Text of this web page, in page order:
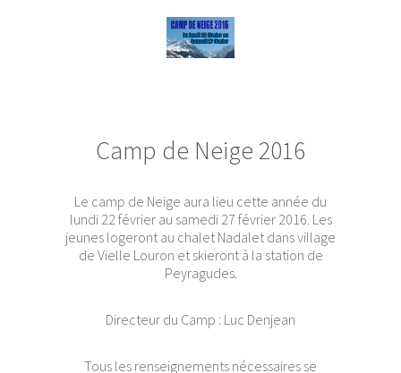
Camp de Neige 2016
Le camp de Neige aura lieu cette année du
lundi 22 février au samedi 27 février 2016. Les
jeunes logeront au chalet Nadalet dans village
de Vielle Louron et skieront à la station de
Peyragudes.
Directeur du Camp : Luc Denjean
Tous les renseignements nécessaires se